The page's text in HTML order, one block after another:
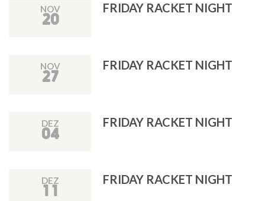
NOV
20
FRIDAY RACKET NIGHT
NOV
27
FRIDAY RACKET NIGHT
DEZ
04
FRIDAY RACKET NIGHT
DEZ
11
FRIDAY RACKET NIGHT